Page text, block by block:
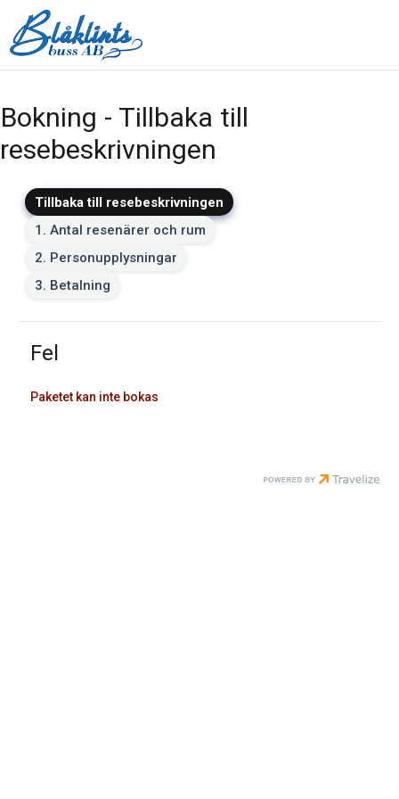
Bokning - Tillbaka till
resebeskrivningen
Tillbaka till resebeskrivningen
1. Antal resenärer och rum
2. Personupplysningar
3. Betalning
Fel
Paketet kan inte bokas